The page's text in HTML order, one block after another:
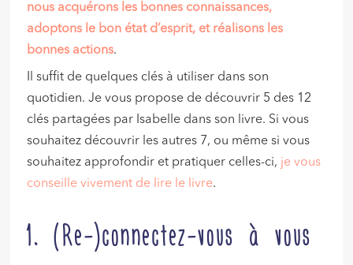
nous acquérons les bonnes connaissances,
adoptons le bon état d’esprit, et réalisons les
bonnes actions.
Il suffit de quelques clés à utiliser dans son
quotidien. Je vous propose de découvrir 5 des 12
clés partagées par Isabelle dans son livre. Si vous
souhaitez découvrir les autres 7, ou même si vous
souhaitez approfondir et pratiquer celles-ci, je vous
conseille vivement de lire le livre.
1. (Re-)connectez-vous à vous